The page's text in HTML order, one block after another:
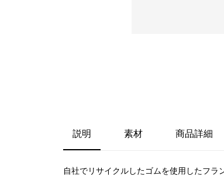
説明 素材 商品詳細
自社でリサイクルしたゴムを使用したフ